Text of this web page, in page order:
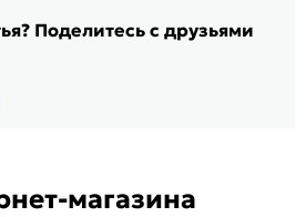
Поделитесь с друзьями
магазина